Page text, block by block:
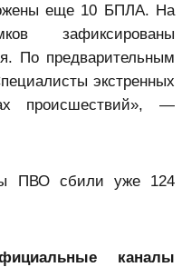
еще 10 БПЛА. На
зафиксированы
По предварительным
экстренных
происшествий», —
ПВО сбили уже 124
каналы